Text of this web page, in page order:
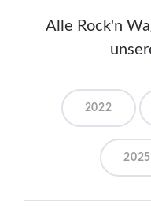
Alle Rock'n
2022
2025